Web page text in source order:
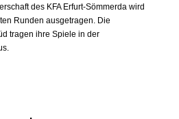
des KFA Erfurt-Sömmerda wird
Runden ausgetragen. Die
tragen ihre Spiele in der